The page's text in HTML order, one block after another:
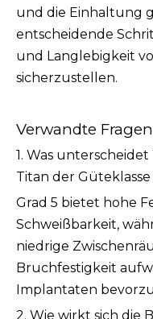
und die Einhaltung
entscheidende
und Langlebigkeit
sicherzustellen.
Verwandte
1. Was
Titan der Güteklasse
Grad 5 bietet hohe
Schweißbarkeit,
niedrige
Bruchfestigkeit
Implantaten
2. Wie wirkt sich die